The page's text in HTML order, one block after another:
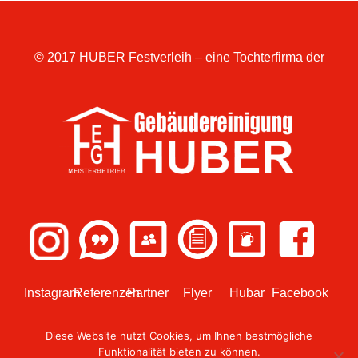
© 2017 HUBER Festverleih – eine Tochterfirma der
InstagramReferenzenPartner Flyer Hubar Facebook
Diese Website nutzt Cookies, um Ihnen bestmögliche
Funktionalität bieten zu können.